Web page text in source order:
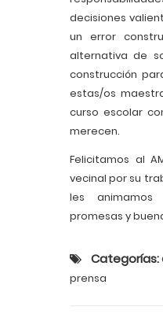
decisiones
un error
alternativa de
construcción
estas/os
curso escolar
merecen.
Felicitamos al
vecinal por su
les
promesas y
Categorías:
prensa